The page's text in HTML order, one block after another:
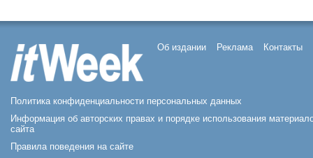
Об издании Реклама Контакты
Политика конфиденциальности персональных данных
Информация об авторских правах и порядке использования
сайта
Правила поведения на сайте